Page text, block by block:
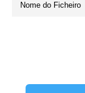
Nome do Ficheiro